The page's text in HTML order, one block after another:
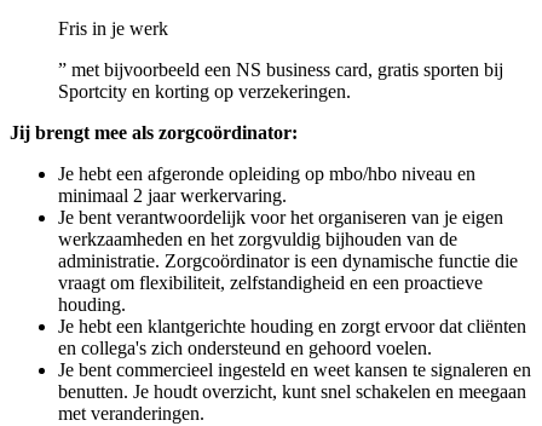
Fris in je werk
” met bijvoorbeeld een NS business card, gratis sporten bij
Sportcity en korting op verzekeringen.
Jij brengt mee als zorgcoördinator:
Je hebt een afgeronde opleiding op mbo/hbo niveau en
minimaal 2 jaar werkervaring.
Je bent verantwoordelijk voor het organiseren van je eigen
werkzaamheden en het zorgvuldig bijhouden van de
administratie. Zorgcoördinator is een dynamische functie die
vraagt om flexibiliteit, zelfstandigheid en een proactieve
houding.
Je hebt een klantgerichte houding en zorgt ervoor dat cliënten
en collega's zich ondersteund en gehoord voelen.
Je bent commercieel ingesteld en weet kansen te signaleren en
benutten. Je houdt overzicht, kunt snel schakelen en meegaan
met veranderingen.